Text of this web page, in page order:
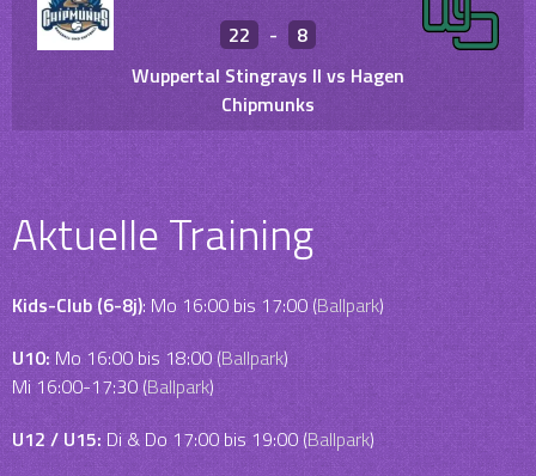
22 -
8
Wuppertal Stingrays II vs Hagen
Chipmunks
Aktuelle Training
Kids-Club (6-8j): Mo 16:00 bis 17:00 (Ballpark)
U10: Mo 16:00 bis 18:00 (Ballpark)
Mi 16:00-17:30 (Ballpark)
U12 / U15: Di & Do 17:00 bis 19:00 (Ballpark)